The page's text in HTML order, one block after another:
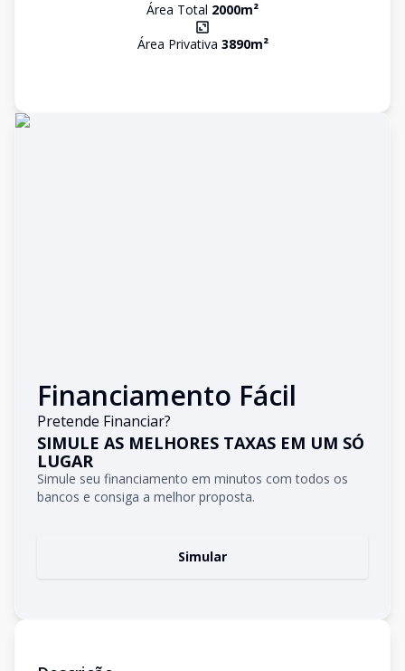
Área Total 2000m²
Área Privativa 3890m²
Financiamento Fácil
Pretende Financiar?
SIMULE AS MELHORES TAXAS EM UM SÓ
LUGAR
Simule seu financiamento em minutos com todos os
bancos e consiga a melhor proposta.
Simular